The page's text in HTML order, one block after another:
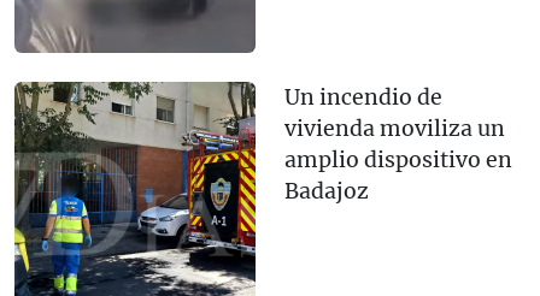
Un incendio de
vivienda moviliza un
amplio dispositivo en
Badajoz